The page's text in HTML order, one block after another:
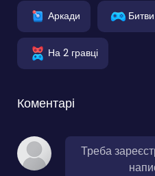
Аркади Битви
На 2 гравці
Коментарі
Треба